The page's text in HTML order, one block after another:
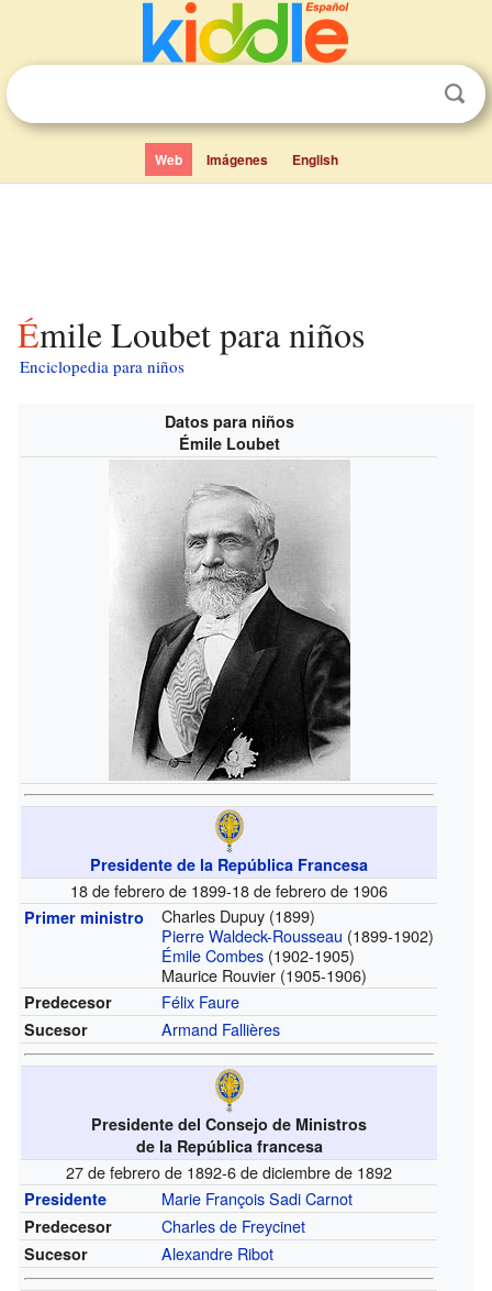
Web Imágenes English
Émile Loubet para niños
Enciclopedia para niños
Datos para niños
Émile Loubet
Presidente de la República Francesa
18 de febrero de 1899-18 de febrero de 1906
Primer ministro Charles Dupuy (1899)
Pierre Waldeck-Rousseau (1899-1902)
Émile Combes (1902-1905)
Maurice Rouvier (1905-1906)
Predecesor Félix Faure
Sucesor Armand Fallières
Presidente del Consejo de Ministros
de la República francesa
27 de febrero de 1892-6 de diciembre de 1892
Presidente Marie François Sadi Carnot
Predecesor Charles de Freycinet
Sucesor Alexandre Ribot